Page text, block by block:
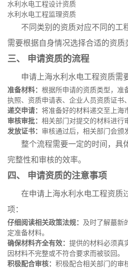
水利水电工程设计资质
水利水电工程监理资质
不同类别的资质对应不同的工
需要根据自身情况选择合适的资质
三、 申请资质的流程
申请上海水利水电工程资质需
准备材料： 根据所申请的资质类型，准
执照、资质申请表、企业人员资质证书
递交申请： 将准备好的材料递交至上海
审核审批： 相关部门对提交的材料进行
发放证书： 审核通过后，相关部门会颁
整个流程需要一定的时间，具
完整性和审核的效率。
四、 申请资质的注意事项
在申请上海水利水电工程资质
项：
仔细阅读相关政策法规： 及时了解蕞新
定准备材料。
确保材料齐全有效： 提供的材料必须真
因材料不完整或不符合要求而被驳回。
积极配合审核： 积极配合相关部门的审